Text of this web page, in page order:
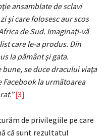
ansamblate de sclavi
şi care folosesc aur scos
de Sud. Imaginaţi-vă
care le-a produs. Din
la pământ şi gata.
bune, se duce dracului viaţa
la următoarea
”[3]
de privilegiile pe care
că sunt rezultatul